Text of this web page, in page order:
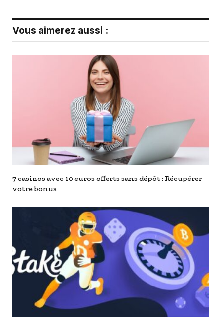
Vous aimerez aussi :
7 casinos avec 10 euros offerts sans dépôt : Récupérer
votre bonus